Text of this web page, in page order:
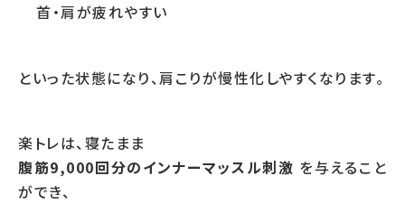
首・肩が疲れやすい
といった状態になり、肩こりが慢性化しやすくなります。
楽トレは、寝たまま
腹筋9,000回分のインナーマッスル刺激 を与えること
ができ、